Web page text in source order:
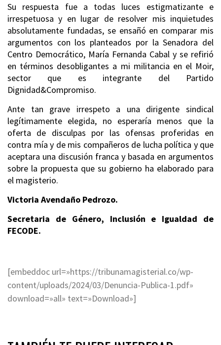
Su respuesta fue a todas luces estigmatizante e
irrespetuosa y en lugar de resolver mis inquietudes
absolutamente fundadas, se ensañó en comparar mis
argumentos con los planteados por la Senadora del
Centro Democrático, María Fernanda Cabal y se refirió
en términos desobligantes a mi militancia en el Moir,
sector que es integrante del Partido
Dignidad&Compromiso.
Ante tan grave irrespeto a una dirigente sindical
legítimamente elegida, no esperaría menos que la
oferta de disculpas por las ofensas proferidas en
contra mía y de mis compañeros de lucha política y que
aceptara una discusión franca y basada en argumentos
sobre la propuesta que su gobierno ha elaborado para
el magisterio.
Victoria Avendaño Pedrozo.
Secretaria de Género, Inclusión e Igualdad de
FECODE.
[embeddoc url=»https://tribunamagisterial.co/wp-
content/uploads/2024/03/Denuncia-Publica-1.pdf»
download=»all» text=»Download»]